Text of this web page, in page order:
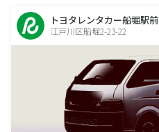
トヨタレンタカー船堀駅前
江戸川区船堀2-23-22